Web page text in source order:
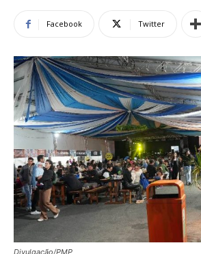
Facebook Twitter
Divulgação/PMP